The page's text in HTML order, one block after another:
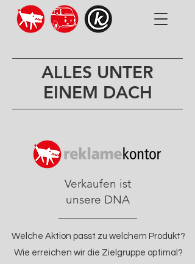
ALLES UNTER
EINEM DACH
Verkaufen ist
unsere DNA
Welche Aktion passt zu welchem Produkt?
Wie erreichen wir die Zielgruppe optimal?